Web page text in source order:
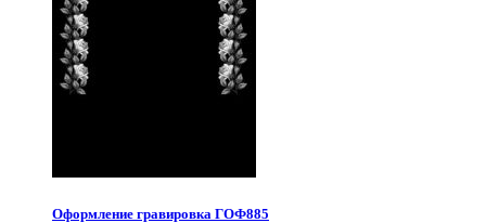
Оформление гравировка ГОФ885